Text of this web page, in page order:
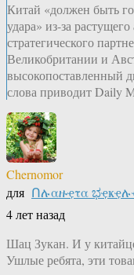
Китай «должен быть
удара» из-за
стратегического
Великобритании и
высокопоставленный
слова приводит Daily
Chernomor
для Ոሉαዙҿτα
4 лет назад
Шац Зукан. И у
Ушлые ребята, эти